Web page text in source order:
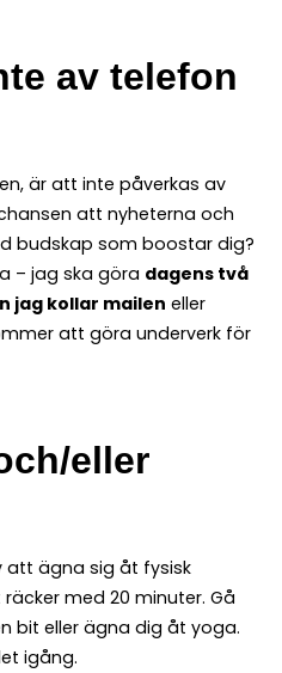
av telefon
är att inte påverkas av
att nyheterna och
budskap som boostar dig?
– jag ska göra dagens två
jag kollar mailen eller
att göra underverk för
eller
att ägna sig åt fysisk
med 20 minuter. Gå
bit eller ägna dig åt yoga.
igång.